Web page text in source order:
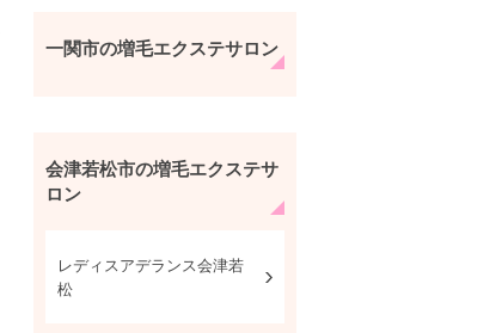
一関市の増毛エクステサロン
会津若松市の増毛エクステサ
ロン
レディスアデランス会津若
松